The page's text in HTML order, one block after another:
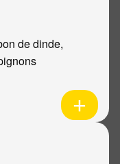
de dinde,